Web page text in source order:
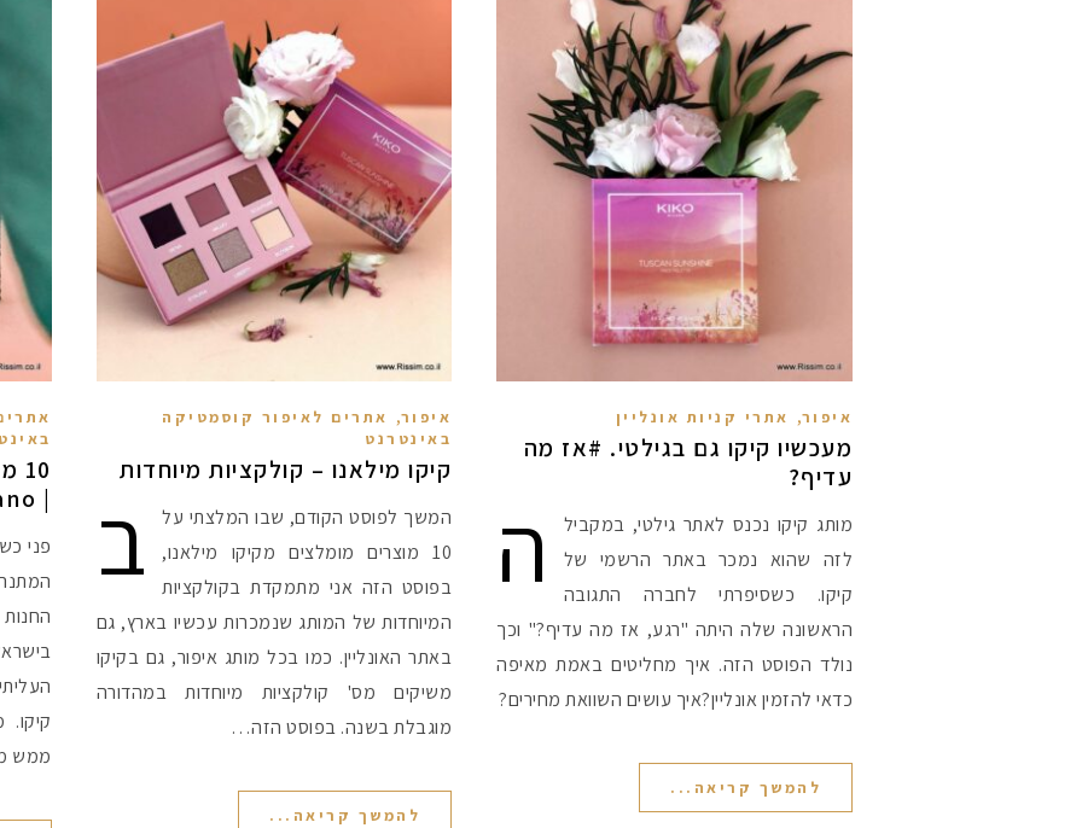
איפור, אתרי קניות אונליין
מעכשיו קיקו גם בגילטי. #אז מה
עדיף?
ה
מותג קיקו נכנס לאתר גילטי, במקביל
לזה שהוא נמכר באתר הרשמי של
קיקו. כשסיפרתי לחברה התגובה
הראשונה שלה היתה "רגע, אז מה עדיף?" וכך
נולד הפוסט הזה. איך מחליטים באמת מאיפה
כדאי להזמין אונליין?איך עושים השוואת מחירים?
להמשך קריאה...
איפור, אתרים לאיפור קוסמטיקה
באינטרנט
קיקו מילאנו – קולקציות מיוחדות
ב
המשך לפוסט הקודם, שבו המלצתי על
10 מוצרים מומלצים מקיקו מילאנו,
בפוסט הזה אני מתמקדת בקולקציות
המיוחדות של המותג שנמכרות עכשיו בארץ, גם
באתר האונליין. כמו בכל מותג איפור, גם בקיקו
משיקים מס' קולקציות מיוחדות במהדורה
מוגבלת בשנה. בפוסט הזה…
להמשך קריאה...
| Kiko Milano
פני
ממש